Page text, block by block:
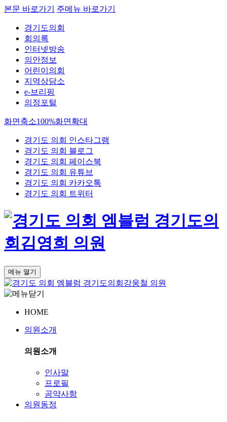
본문 바로가기 주메뉴 바로가기
경기도의회
회의록
인터넷방송
의안정보
어린이의회
지역상담소
e-브리핑
의정포털
화면축소100%화면확대
경기도 의회 인스타그램
경기도 의회 블로그
경기도 의회 페이스북
경기도 의회 유튜브
경기도 의회 카카오톡
경기도 의회 트위터
경기도의
회김영희 의원
메뉴 열기
경기도의회 강웅철 의원
HOME
의원소개
의원소개
인사말
프로필
공약사항
의원동정